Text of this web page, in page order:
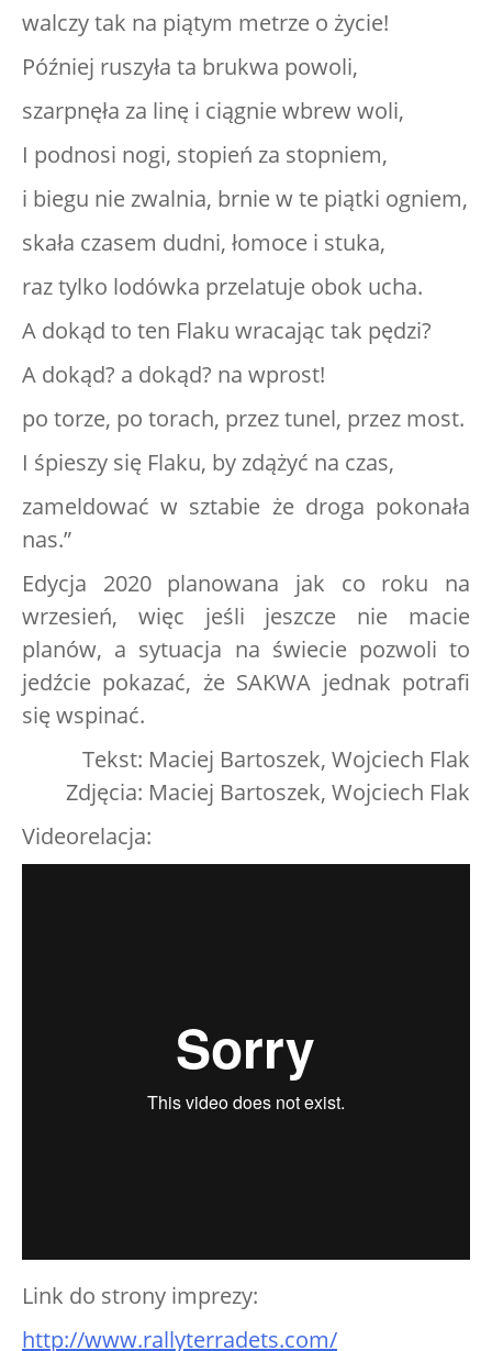
walczy tak na piątym metrze o życie!
Później ruszyła ta brukwa powoli,
szarpnęła za linę i ciągnie wbrew woli,
I podnosi nogi, stopień za stopniem,
i biegu nie zwalnia, brnie w te piątki ogniem,
skała czasem dudni, łomoce i stuka,
raz tylko lodówka przelatuje obok ucha.
A dokąd to ten Flaku wracając tak pędzi?
A dokąd? a dokąd? na wprost!
po torze, po torach, przez tunel, przez most.
I śpieszy się Flaku, by zdążyć na czas,
zameldować w sztabie że droga pokonała
nas.”
Edycja 2020 planowana jak co roku na
wrzesień, więc jeśli jeszcze nie macie
planów, a sytuacja na świecie pozwoli to
jedźcie pokazać, że SAKWA jednak potrafi
się wspinać.
Tekst: Maciej Bartoszek, Wojciech Flak
Zdjęcia: Maciej Bartoszek, Wojciech Flak
Videorelacja:
Link do strony imprezy:
http://www.rallyterradets.com/